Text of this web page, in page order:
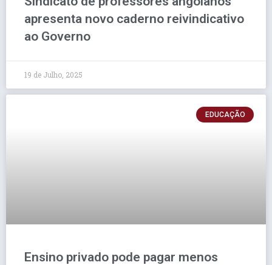
apresenta novo caderno reivindicativo
ao Governo
19 de Julho, 2025
EDUCAÇÃO
Ensino privado pode pagar menos